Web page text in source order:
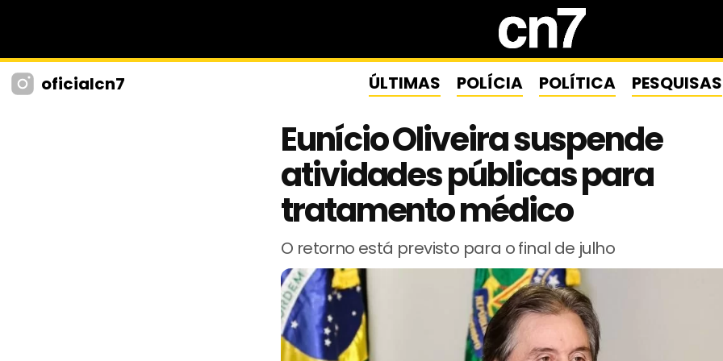
oficialcn7 ÚLTIMAS POLÍCIA POLÍTICA PESQUISAS
Eunício Oliveira suspende
atividades públicas para
tratamento médico
O retorno está previsto para o final de julho